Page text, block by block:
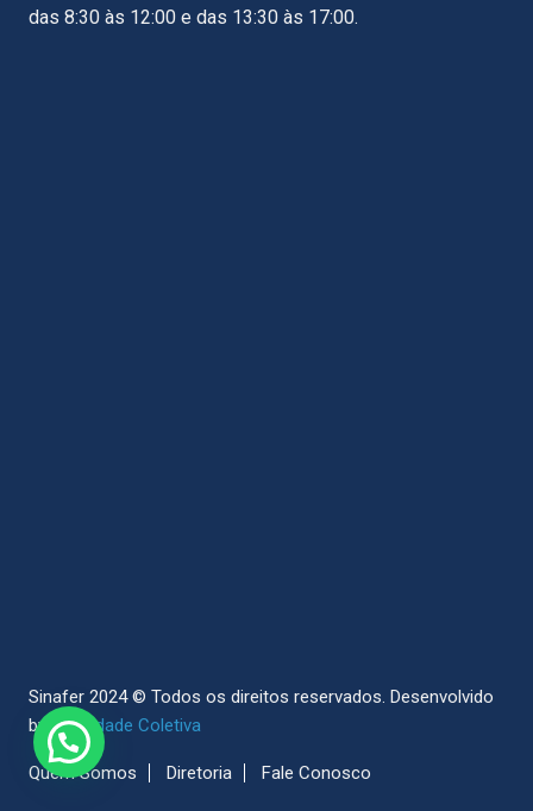
das 8:30 às 12:00 e das 13:30 às 17:00.
Sinafer 2024 © Todos os direitos reservados. Desenvolvido
bySociedade Coletiva
Quem Somos Diretoria Fale Conosco